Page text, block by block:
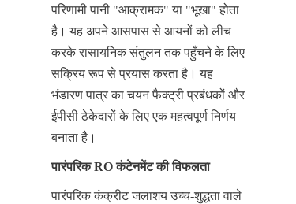
परिणामी पानी "आक्रामक" या "भूखा" होता
है। यह अपने आसपास से आयनों को लीच
करके रासायनिक संतुलन तक पहुँचने के लिए
सक्रिय रूप से प्रयास करता है। यह
भंडारण पात्र का चयन फैक्ट्री प्रबंधकों और
ईपीसी ठेकेदारों के लिए एक महत्वपूर्ण निर्णय
बनाता है।
पारंपरिक RO कंटेनमेंट की विफलता
पारंपरिक कंक्रीट जलाशय उच्च-शुद्धता वाले